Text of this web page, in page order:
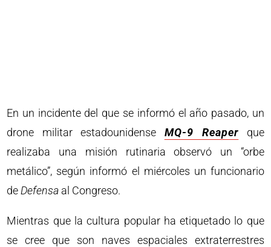
En un incidente del que se informó el año pasado, un
drone militar estadounidense MQ-9 Reaper que
realizaba una misión rutinaria observó un “orbe
metálico”, según informó el miércoles un funcionario
de Defensa al Congreso.
Mientras que la cultura popular ha etiquetado lo que
se cree que son naves espaciales extraterrestres